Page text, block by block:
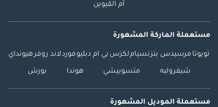
أم القيوين
مستعملة الماركة المشهورة
تويوتا مرسيدس بنزنسياملكزس بي ام دبليوفوردلاند روفرهيونداي
شيفروليه متسوبيشي هوندا بورش
مستعملة الموديل المشهورة